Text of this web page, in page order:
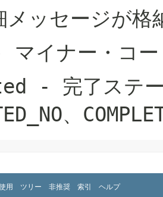
ッセージが
イナー・コー
- 完了ステ
、
用 ツリー 非推奨 索引 ヘルプ